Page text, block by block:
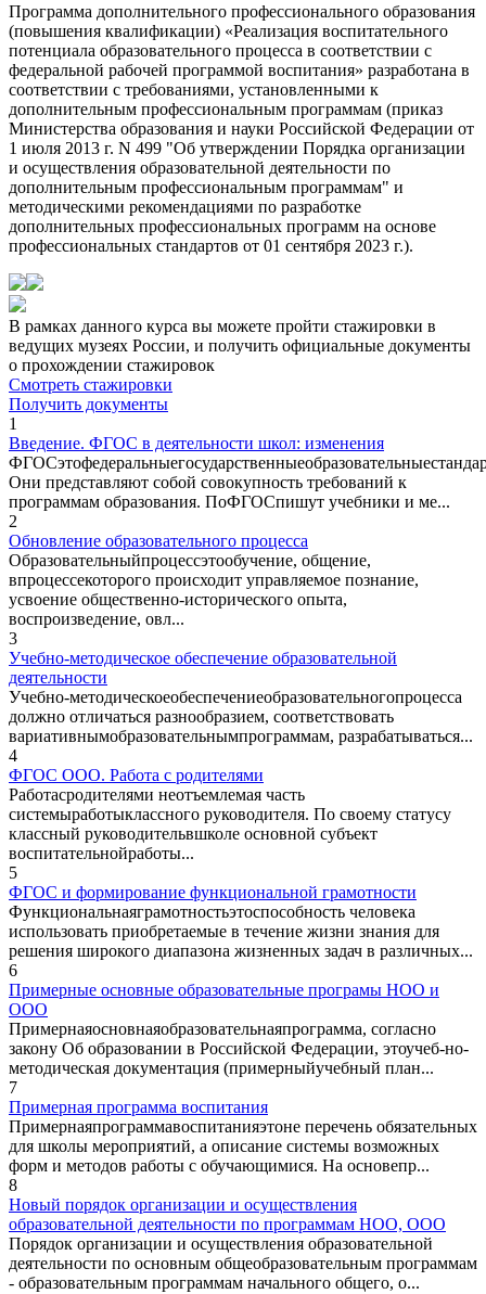
Программа дополнительного профессионального образования
(повышения квалификации) «Реализация воспитательного
потенциала образовательного процесса в соответствии с
федеральной рабочей программой воспитания» разработана в
соответствии с требованиями, установленными к
дополнительным профессиональным программам (приказ
Министерства образования и науки Российской Федерации от
1 июля 2013 г. N 499 "Об утверждении Порядка организации
и осуществления образовательной деятельности по
дополнительным профессиональным программам" и
методическими рекомендациями по разработке
дополнительных профессиональных программ на основе
профессиональных стандартов от 01 сентября 2023 г.).
В рамках данного курса вы можете пройти стажировки в
ведущих музеях России, и получить официальные документы
о прохождении стажировок
Смотреть стажировки
Получить документы
1
Введение. ФГОС в деятельности школ: изменения
Они представляют собой совокупность требований к
программам образования. ПоФГОСпишут учебники и ме...
2
Обновление образовательного процесса
Образовательныйпроцессэтообучение, общение,
впроцессекоторого происходит управляемое познание,
усвоение общественно-исторического опыта,
воспроизведение, овл...
3
Учебно-методическое обеспечение образовательной
деятельности
Учебно-методическоеобеспечениеобразовательногопроцесса
должно отличаться разнообразием, соответствовать
вариативнымобразовательнымпрограммам, разрабатываться...
4
ФГОС ООО. Работа с родителями
Работасродителями неотъемлемая часть
системыработыклассного руководителя. По своему статусу
классный руководительвшколе основной субъект
воспитательнойработы...
5
ФГОС и формирование функциональной грамотности
Функциональнаяграмотностьэтоспособность человека
использовать приобретаемые в течение жизни знания для
решения широкого диапазона жизненных задач в различных...
6
Примерные основные образовательные програмы НОО и
ООО
Примернаяосновнаяобразовательнаяпрограмма, согласно
закону Об образовании в Российской Федерации, этоучеб-но-
методическая документация (примерныйучебный план...
7
Примерная программа воспитания
Примернаяпрограммавоспитанияэтоне перечень обязательных
для школы мероприятий, а описание системы возможных
форм и методов работы с обучающимися. На основепр...
8
Новый порядок организации и осуществления
образовательной деятельности по программам НОО, ООО
Порядок организации и осуществления образовательной
деятельности по основным общеобразовательным программам
- образовательным программам начального общего, о...